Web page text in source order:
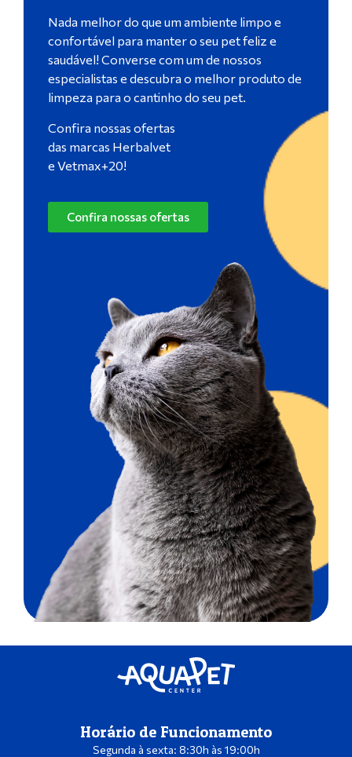
Nada melhor do que um ambiente limpo e
confortável para manter o seu pet feliz e
saudável! Converse com um de nossos
especialistas e descubra o melhor produto de
limpeza para o cantinho do seu pet.
Confira nossas ofertas
das marcas Herbalvet
e Vetmax+20!
Confira nossas ofertas
Horário de Funcionamento
Segunda à sexta: 8:30h às 19:00h